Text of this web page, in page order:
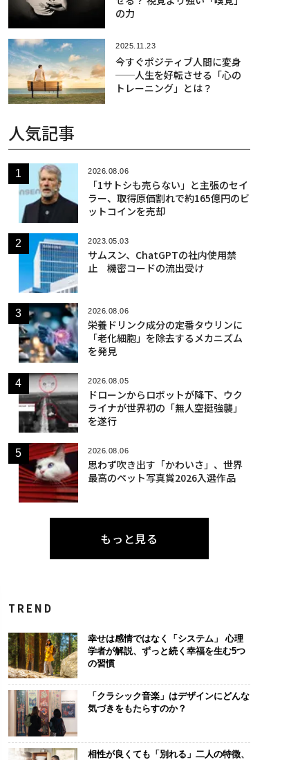
の力
2025.11.23
今すぐポジティブ人間に変身
──人生を好転させる「心の
トレーニング」とは？
人気記事
2026.08.06
「1サトシも売らない」と主張のセイ
ラー、取得原価割れで約165億円のビ
ットコインを売却
2023.05.03
サムスン、ChatGPTの社内使用禁
止 機密コードの流出受け
2026.08.06
栄養ドリンク成分の定番タウリンに
「老化細胞」を除去するメカニズム
を発見
2026.08.05
ドローンからロボットが降下、ウク
ライナが世界初の「無人空挺強襲」
を遂行
2026.08.06
思わず吹き出す「かわいさ」、世界
最高のペット写真賞2026入選作品
もっと見る
TREND
幸せは感情ではなく「システム」 心理
学者が解説、ずっと続く幸福を生む5つ
の習慣
「クラシック音楽」はデザインにどんな
気づきをもたらすのか？
相性が良くても「別れる」二人の特徴、